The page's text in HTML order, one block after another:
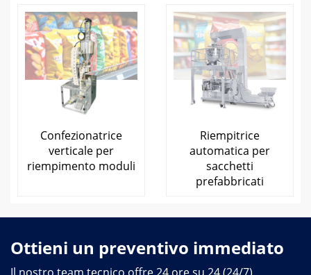
Confezionatrice
verticale per
riempimento moduli
Riempitrice
automatica per
sacchetti
prefabbricati
Ottieni un preventivo immediato